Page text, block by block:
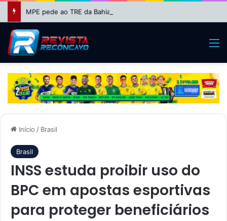
Início / Brasil
Brasil
INSS estuda proibir uso do
BPC em apostas esportivas
para proteger beneficiários